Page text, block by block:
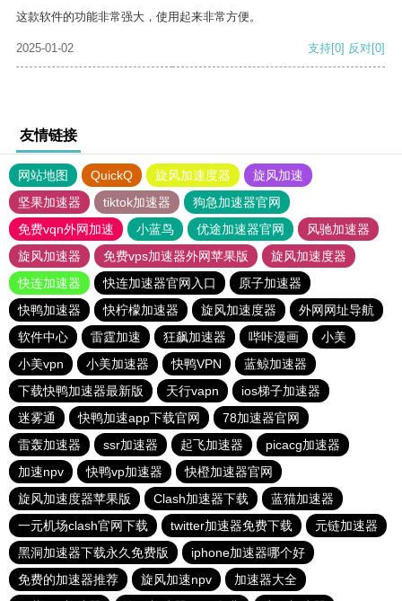
这款软件的功能非常强大，使用起来非常方便。
2025-01-02 支持[0] 反对[0]
友情链接
网站地图 QuickQ 旋风加速度器
旋风加速
坚果加速器
tiktok加速器
狗急加速器官网
免费vqn外网加速
小蓝鸟 优途加速器官网
风驰加速器
旋风加速器
免费vps加速器外网苹果版
旋风加速度器
快连加速器
快连加速器官网入口
原子加速器
快鸭加速器
快柠檬加速器 旋风加速度器
外网网址导航
软件中心
雷霆加速 狂飙加速器 哔咔漫画
小美
小美vpn
小美加速器 快鸭VPN
蓝鲸加速器
下载快鸭加速器最新版
天行vapn
ios梯子加速器
迷雾通
快鸭加速app下载官网
78加速器官网
雷轰加速器
ssr加速器 起飞加速器
picacg加速器
加速npv
快鸭vp加速器
快橙加速器官网
旋风加速度器苹果版
Clash加速器下载
蓝猫加速器
一元机场clash官网下载
twitter加速器免费下载
元链加速器
黑洞加速器下载永久免费版
iphone加速器哪个好
免费的加速器推荐
旋风加速npv
加速器大全